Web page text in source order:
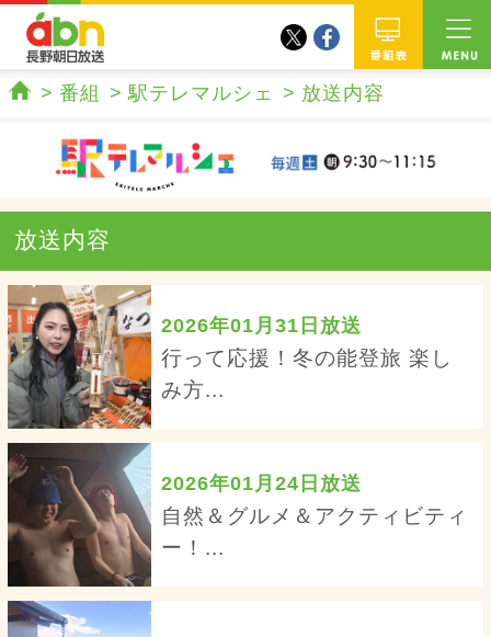
twitterfacebook
番組 駅テレマルシェ 放送内容
放送内容
2026年01月31日放送
行って応援！冬の能登旅 楽し
み方...
2026年01月24日放送
自然＆グルメ＆アクティビティ
ー！...